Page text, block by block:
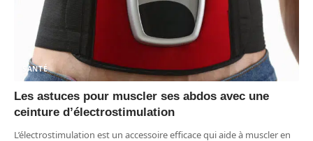
SANTÉ
Les astuces pour muscler ses abdos avec une
ceinture d’électrostimulation
L’électrostimulation est un accessoire efficace qui aide à muscler en